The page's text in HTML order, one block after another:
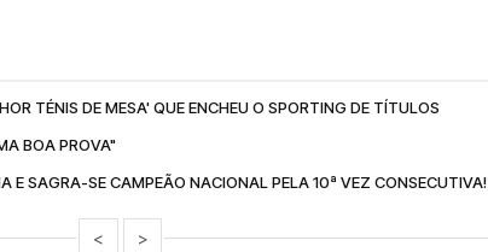
TÉNIS DE MESA' QUE ENCHEU O SPORTING DE TÍTULOS
BOA PROVA"
E SAGRA-SE CAMPEÃO NACIONAL PELA 10ª VEZ CONSECUTIVA!
< >